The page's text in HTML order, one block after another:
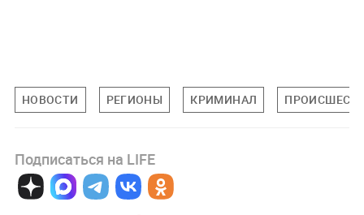
НОВОСТИ РЕГИОНЫ КРИМИНАЛ
Подписаться на LIFE